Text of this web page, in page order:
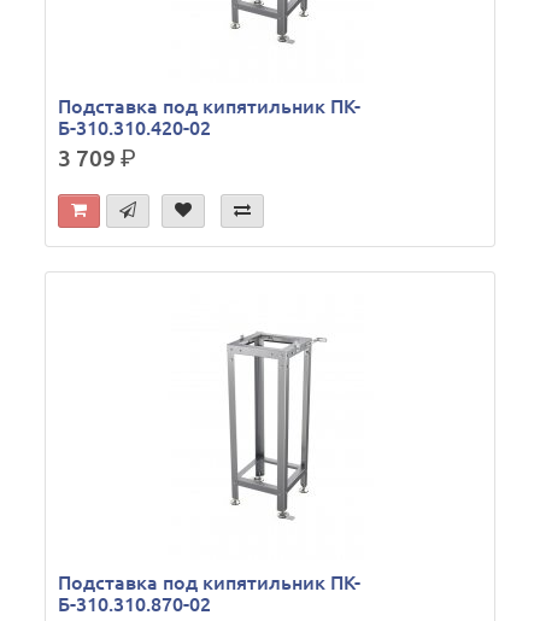
Подставка под кипятильник ПК-
Б-310.310.420-02
3 709р.
Подставка под кипятильник ПК-
Б-310.310.870-02